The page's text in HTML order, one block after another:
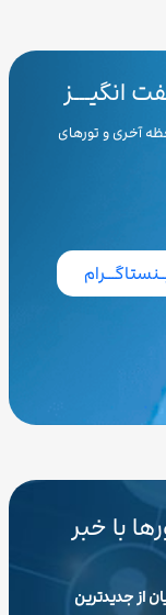
آخری و تورهای
با خبر
از جدیدترین